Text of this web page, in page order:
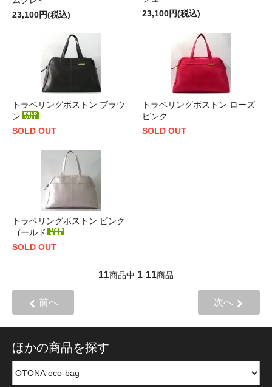
23,100円(税込)
23,100円(税込)
トラベリングボストン ブラウ
ン
SOLD OUT
トラベリングボストン ローズ
ピンク
SOLD OUT
トラベリングボストン ピンク
ゴールド
SOLD OUT
11商品中 1-11商品
前へ 次へ
ほかの商品を探す